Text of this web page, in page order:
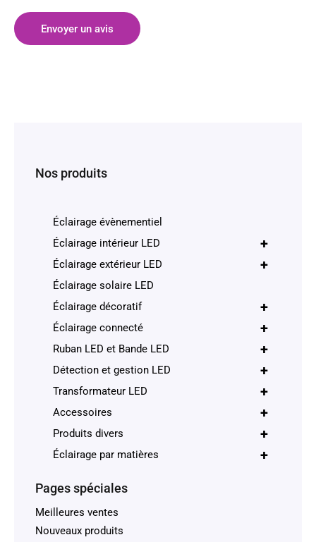
Envoyer un avis
Nos produits
Éclairage évènementiel
+
Éclairage intérieur LED
+
Éclairage extérieur LED
Éclairage solaire LED
+
Éclairage décoratif
+
Éclairage connecté
+
Ruban LED et Bande LED
+
Détection et gestion LED
+
Transformateur LED
+
Accessoires
+
Produits divers
+
Éclairage par matières
Pages spéciales
Meilleures ventes
Nouveaux produits